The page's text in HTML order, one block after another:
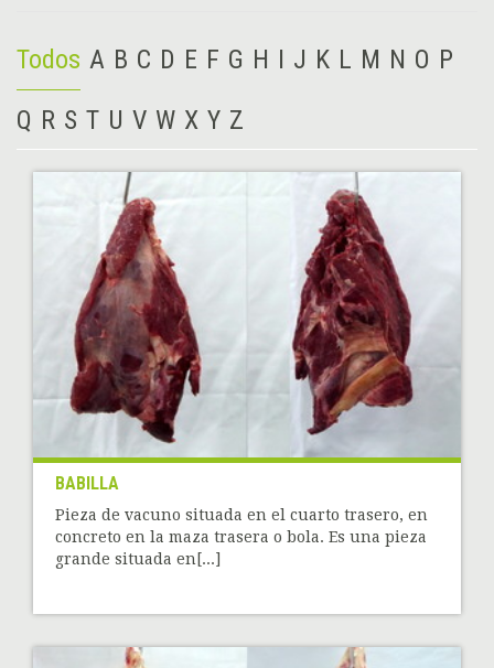
Todos A B C D E F G H I J K L M N O P
Q R S T U V W X Y Z
BABILLA
Pieza de vacuno situada en el cuarto trasero, en
concreto en la maza trasera o bola. Es una pieza
grande situada en[...]